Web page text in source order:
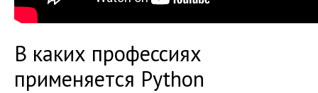
В каких профессиях
применяется Python